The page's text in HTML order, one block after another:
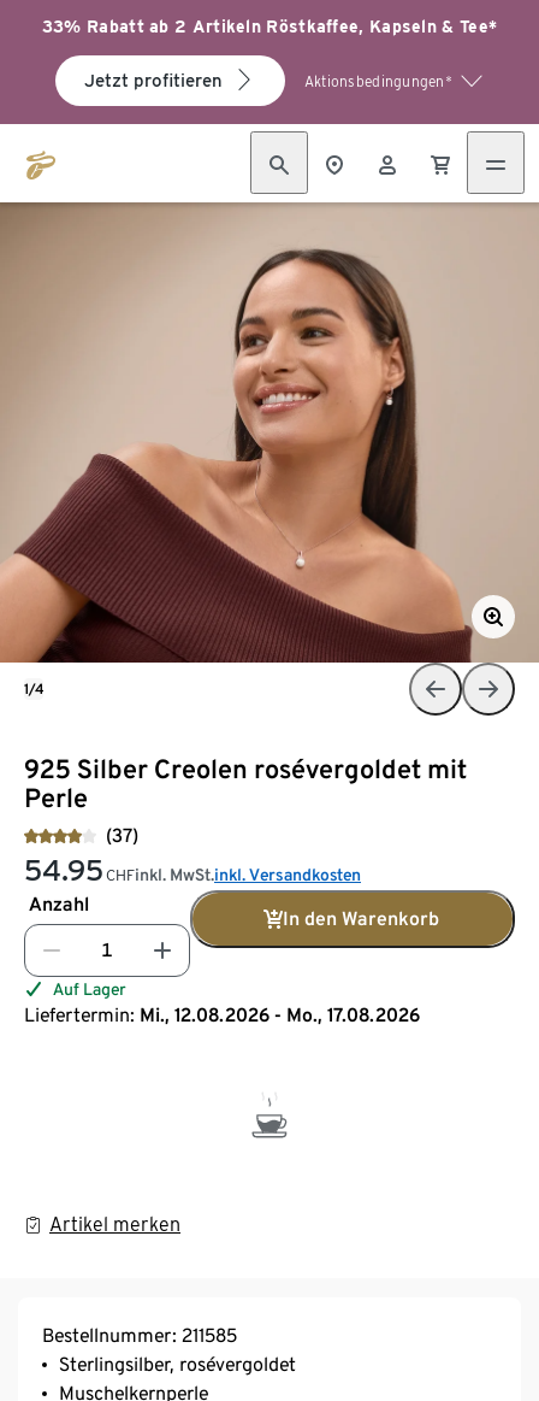
33% Rabatt ab 2 Artikeln Röstkaffee, Kapseln & Tee*
Jetzt profitieren Aktionsbedingungen*
925 Silber Creolen rosévergoldet mit
Perle
(37)
54.95 CHFinkl. MwSt.inkl. Versandkosten
Anzahl
In den Warenkorb
Auf Lager
Liefertermin: Mi., 12.08.2026 - Mo., 17.08.2026
Artikel merken
1/4
Bestellnummer: 211585
Sterlingsilber, rosévergoldet
Muschelkernperle